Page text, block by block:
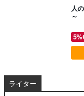
人
～
ライター